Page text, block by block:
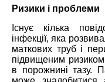
Ризики і проблеми
Існує кілька
інфекції, яка
маткових труб і
підвищеним ризиком
в порожнині тазу.